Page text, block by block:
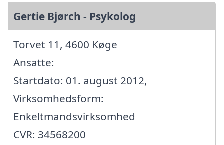
Gertie Bjørch - Psykolog
Torvet 11, 4600 Køge
Ansatte:
Startdato: 01. august 2012,
Virksomhedsform:
Enkeltmandsvirksomhed
CVR: 34568200